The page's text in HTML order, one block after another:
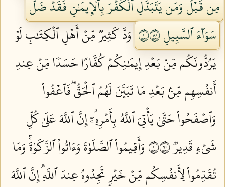
مِن قَبۡلُۗ وَمَن يَتَبَدَّلِ ٱلۡكُفۡرَ بِٱلۡإِيمَٰنِ فَقَدۡ ضَلَّ
سَوَآءَ ٱلسَّبِيلِ ١٠٨
وَدَّ كَثِيرٞ مِّنۡ أَهۡلِ ٱلۡكِتَٰبِ لَوۡ
يَرُدُّونَكُم مِّنۢ بَعۡدِ إِيمَٰنِكُمۡ كُفَّارًا حَسَدٗا مِّنۡ عِندِ
أَنفُسِهِم مِّنۢ بَعۡدِ مَا تَبَيَّنَ لَهُمُ ٱلۡحَقُّۖ فَٱعۡفُواْ
وَٱصۡفَحُواْ حَتَّىٰ يَأۡتِيَ ٱللَّهُ بِأَمۡرِهِۦٓۗ إِنَّ ٱللَّهَ عَلَىٰ كُلِّ
شَيۡءٖ قَدِيرٞ ١٠٩
وَأَقِيمُواْ ٱلصَّلَوٰةَ وَءَاتُواْ ٱلزَّكَوٰةَۚ وَمَا
تُقَدِّمُواْ لِأَنفُسِكُم مِّنۡ خَيۡرٖ تَجِدُوهُ عِندَ ٱللَّهِۗ إِنَّ ٱللَّهَ